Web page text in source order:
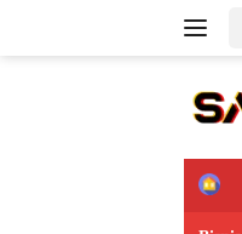
H
m